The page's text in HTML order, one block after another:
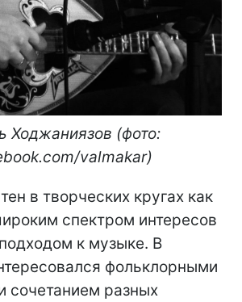
Ходжаниязов (фото:
valmakar)
в творческих кругах как
спектром интересов
к музыке. В
фольклорными
сочетанием разных